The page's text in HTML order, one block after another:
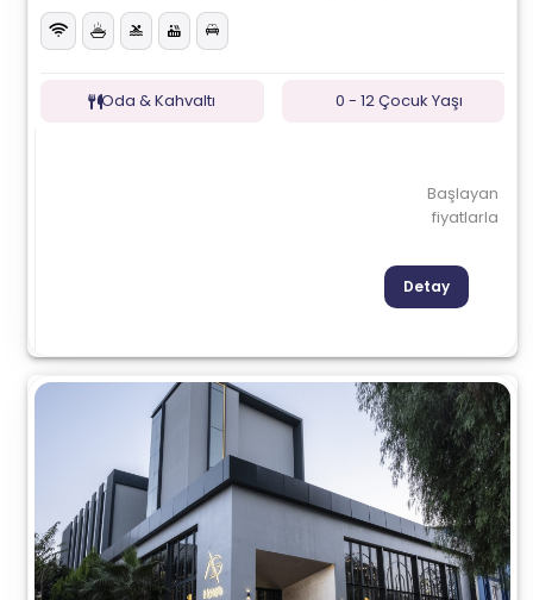
Oda & Kahvaltı 0 - 12 Çocuk Yaşı
Başlayan
fiyatlarla
Detay